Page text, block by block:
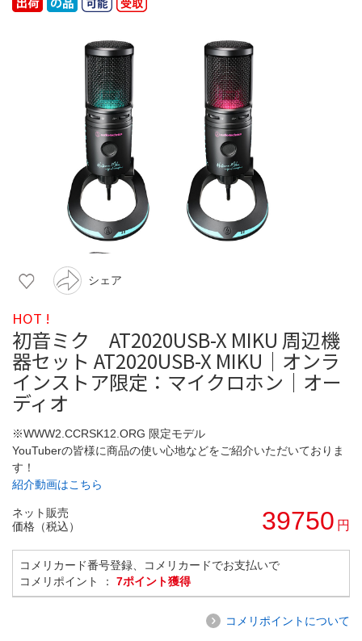
シェア
HOT !
初音ミク AT2020USB-X MIKU 周辺機
器セット AT2020USB-X MIKU｜オンラ
インストア限定：マイクロホン｜オー
ディオ
※WWW2.CCRSK12.ORG 限定モデル
YouTuberの皆様に商品の使い心地などをご紹介いただいておりま
す！
紹介動画はこちら
ネット販売
価格（税込）
39750 円
コメリカード番号登録、コメリカードでお支払いで
コメリポイント ： 7ポイント獲得
コメリポイントについて